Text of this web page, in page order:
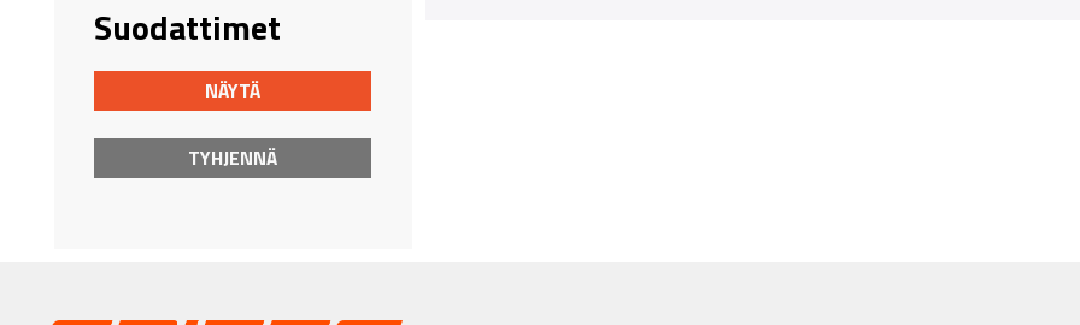
Suodattimet
NÄYTÄ
TYHJENNÄ